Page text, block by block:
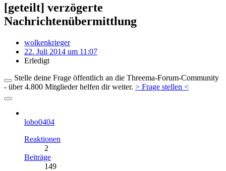
[geteilt] verzögerte
Nachrichtenübermittlung
wolkenkrieger
22. Juli 2014 um 11:07
Erledigt
Stelle deine Frage öffentlich an die Threema-Forum-Community
- über 4.800 Mitglieder helfen dir weiter. > Frage stellen <
lobo0404
Reaktionen
2
Beiträge
149